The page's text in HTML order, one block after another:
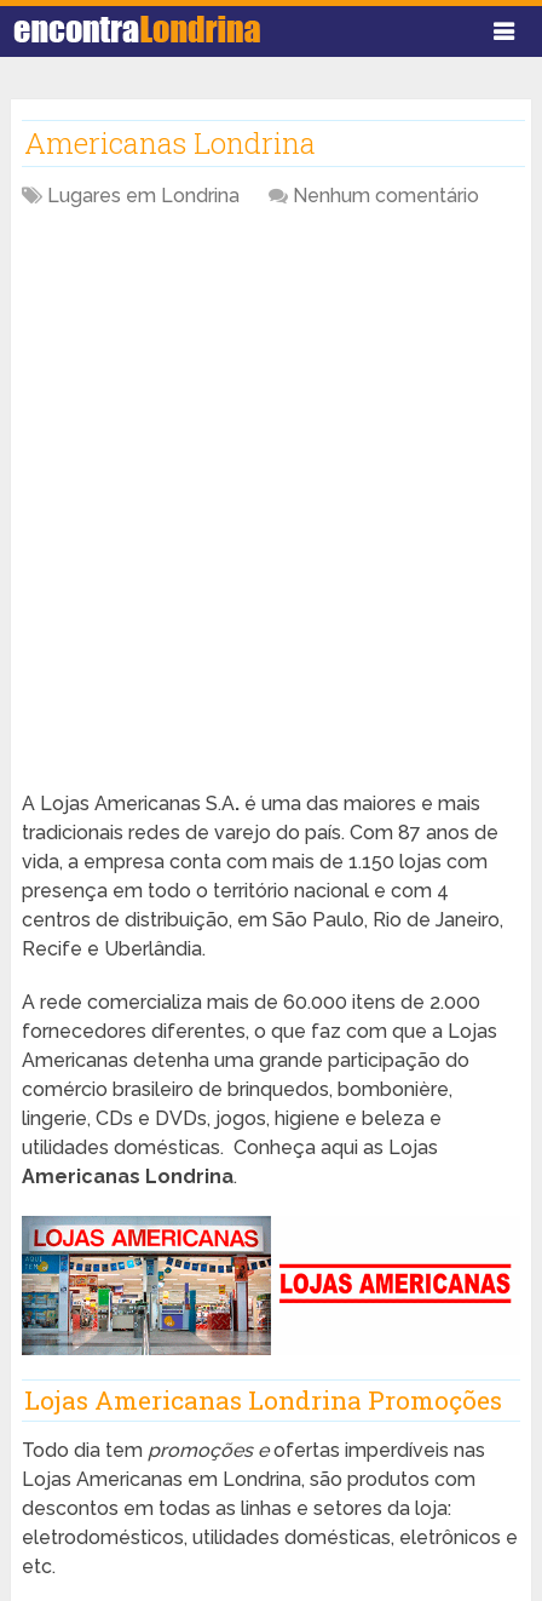
Americanas Londrina
Lugares em Londrina Nenhum comentário
A Lojas Americanas S.A.é uma das maiores e mais
tradicionais redes de varejo do país. Com 87 anos de
vida, a empresa conta com mais de 1.150 lojas com
presença em todo o território nacional e com 4
centros de distribuição, em São Paulo, Rio de Janeiro,
Recife e Uberlândia.
A rede comercializa mais de 60.000 itens de 2.000
fornecedores diferentes, o que faz com que a Lojas
Americanas detenha uma grande participação do
comércio brasileiro de brinquedos, bombonière,
lingerie, CDs e DVDs, jogos, higiene e beleza e
utilidades domésticas. Conheça aqui as Lojas
Americanas Londrina.
Lojas Americanas Londrina Promoções
Todo dia tem promoções eofertas imperdíveis nas
Lojas Americanas em Londrina, são produtos com
descontos em todas as linhas e setores da loja:
eletrodomésticos, utilidades domésticas, eletrônicos e
etc.